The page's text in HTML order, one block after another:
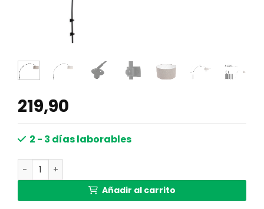
219,90
2 - 3 días laborables
Lámpara de pared orientable Steinhauer Sparkled light
Añadir al carrito